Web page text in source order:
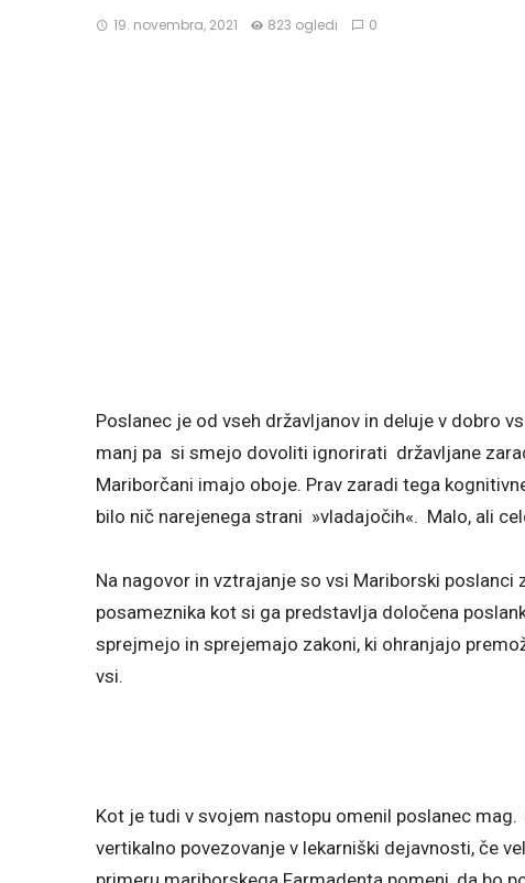
19. novembra, 2021 823 ogledi 0
Poslanec je od vseh državljanov in deluje v dobro
manj pa si smejo dovoliti ignorirati državljane
Mariborčani imajo oboje. Prav zaradi tega
bilo nič narejenega strani »vladajočih«. Malo, ali
Na nagovor in vztrajanje so vsi Mariborski
posameznika kot si ga predstavlja določena
sprejmejo in sprejemajo zakoni, ki ohranjajo
vsi.
Kot je tudi v svojem nastopu omenil poslanec
vertikalno povezovanje v lekarniški dejavnosti, če